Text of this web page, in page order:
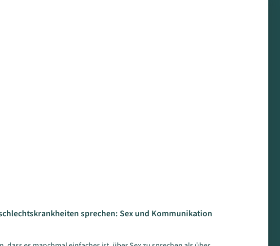
sprechen: Sex und Kommunikation